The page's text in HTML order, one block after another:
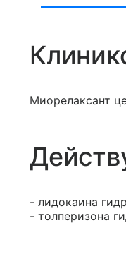
Миорелаксант
- лидокаина
- толперизона